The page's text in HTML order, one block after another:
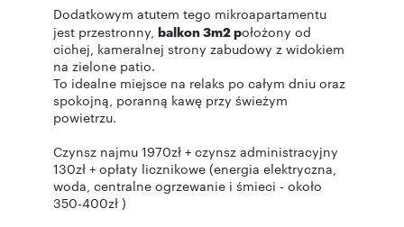
Dodatkowym atutem tego mikroapartamentu
jest przestronny, balkon 3m2 położony od
cichej, kameralnej strony zabudowy z widokiem
na zielone patio.
To idealne miejsce na relaks po całym dniu oraz
spokojną, poranną kawę przy świeżym
powietrzu.
Czynsz najmu 1970zł + czynsz administracyjny
130zł + opłaty licznikowe (energia elektryczna,
woda, centralne ogrzewanie i śmieci - około
350-400zł )